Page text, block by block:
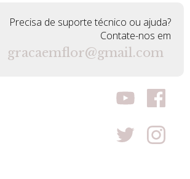
Precisa de suporte técnico ou ajuda?
Contate-nos em
gracaemflor@gmail.com